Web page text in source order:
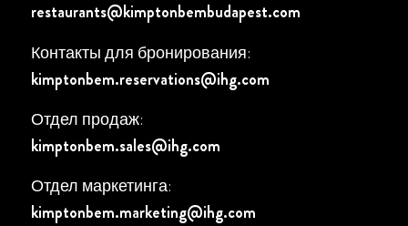
restaurants@kimptonbembudapest.com
Контакты для бронирования:
kimptonbem.reservations@ihg.com
Отдел продаж:
kimptonbem.sales@ihg.com
Отдел маркетинга:
kimptonbem.marketing@ihg.com